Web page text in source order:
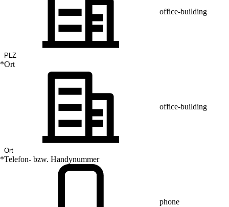
office-building
*Ort
office-building
*Telefon- bzw. Handynummer
phone